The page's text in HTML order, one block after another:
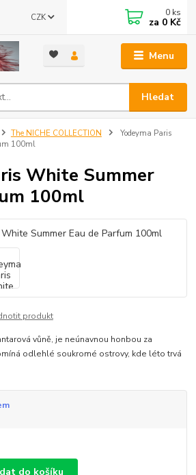
Menu
CZK
Hledat
0 ks
za 0 Kč
The NICHE COLLECTION
Yodeyma Paris
100ml
White Summer
100ml
produkt
vůně, je neúnavnou honbou za
odlehlé soukromé ostrovy, kde léto trvá
do košíku